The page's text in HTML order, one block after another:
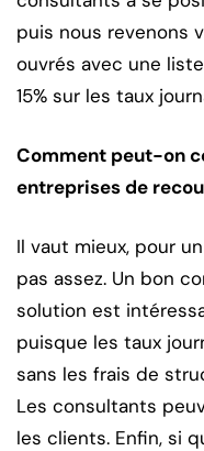
puis nous revenons
ouvrés avec une
15% sur les taux
Comment peut-on
entreprises de
Il vaut mieux, pour
pas assez. Un bon
solution est
puisque les taux
sans les frais de
Les consultants
les clients. Enfin, si